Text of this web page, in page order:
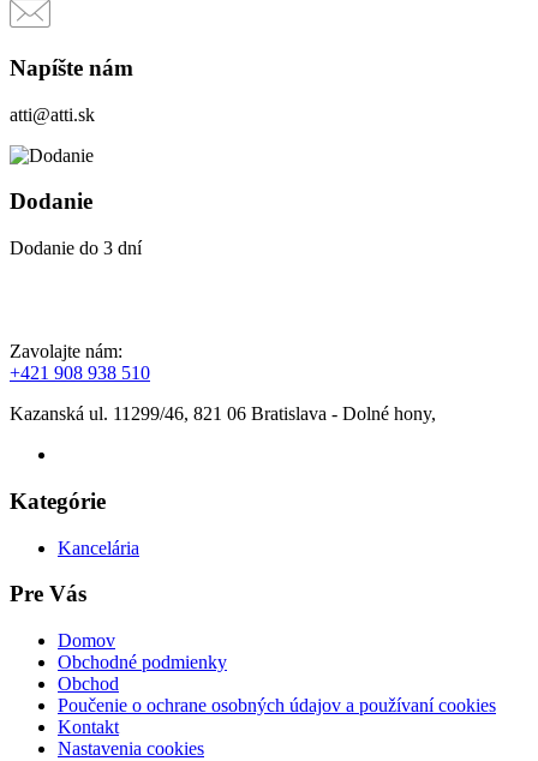
Napíšte nám
atti@atti.sk
Dodanie
Dodanie do 3 dní
Zavolajte nám:
+421 908 938 510
Kazanská ul. 11299/46, 821 06 Bratislava - Dolné hony,
Kategórie
Kancelária
Pre Vás
Domov
Obchodné podmienky
Obchod
Poučenie o ochrane osobných údajov a používaní cookies
Kontakt
Nastavenia cookies